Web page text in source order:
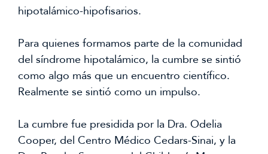
hipotalámico-hipofisarios.
Para quienes formamos parte de la comunidad
del síndrome hipotalámico, la cumbre se sintió
como algo más que un encuentro científico.
Realmente se sintió como un impulso.
La cumbre fue presidida por la Dra. Odelia
Cooper, del Centro Médico Cedars-Sinai, y la